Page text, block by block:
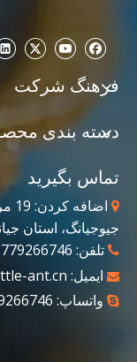
فرهنگ شرکت
دسته بندی
تماس بگیرید

جیوجیانگ، استان
 تلفن: 18779266746 -86+
 ایمیل: ant.cn
 واتساپ: 8618779266746+